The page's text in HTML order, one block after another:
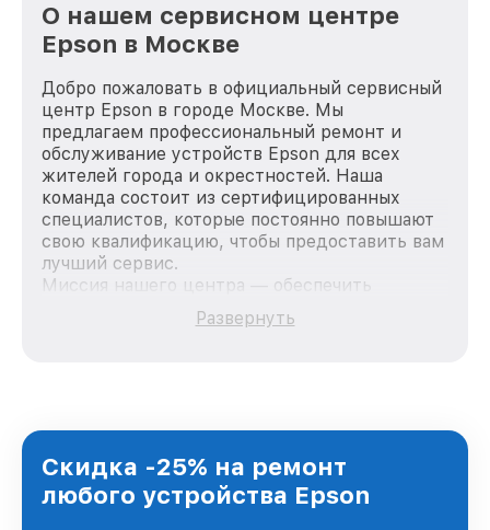
О нашем сервисном центре
Epson в Москве
Добро пожаловать в официальный сервисный
центр Epson в городе Москве. Мы
предлагаем профессиональный ремонт и
обслуживание устройств Epson для всех
жителей города и окрестностей. Наша
команда состоит из сертифицированных
специалистов, которые постоянно повышают
свою квалификацию, чтобы предоставить вам
лучший сервис.
Миссия нашего центра — обеспечить
качественный и доступный ремонт для
каждого пользователя продукции Epson, вне
Москве, постоянно повышая уровень доверия
и лояльности наших клиентов.
Развернуть
Скидка -25% на ремонт
любого устройства Epson